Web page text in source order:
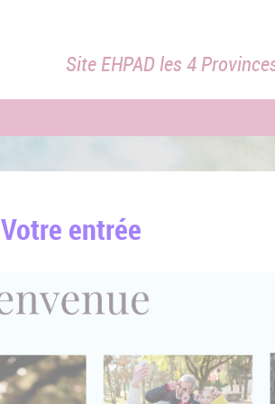
Site EHPAD les 4
Votre entrée